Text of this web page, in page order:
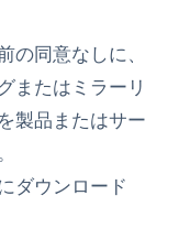
の同意なしに、
またはミラーリ
製品またはサー
ダウンロード